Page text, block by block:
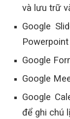
và lưu trữ
Google
Powerpoint
Google
Google
Google
để ghi chú